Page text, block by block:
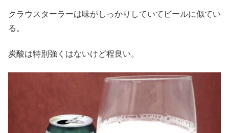
クラウスターラーは味がしっかりしていてビールに似てい
る。
炭酸は特別強くはないけど程良い。